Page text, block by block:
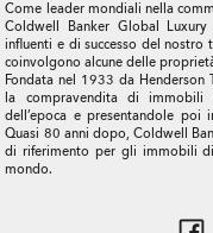
Benvenuti sul sito italiano di
per immobili di lusso in tutto il
Come leader mondiali nella
Coldwell Banker Global
influenti e di successo del
coinvolgono alcune delle
Fondata nel 1933 da
la compravendita di
dell’epoca e presentandole poi